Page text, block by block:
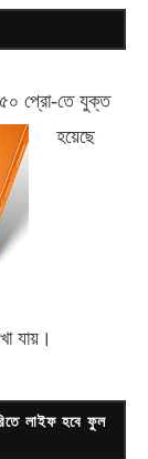
৫০ প্রো-তে যুক্ত
হয়েছে
যায়।
লাইফ হবে ফুল